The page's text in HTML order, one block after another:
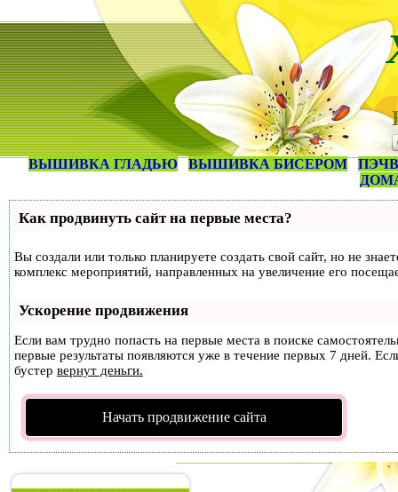
ВЫШИВКА ГЛАДЬЮ ВЫШИВКА БИСЕРОМ
Как продвинуть сайт на первые места?
Вы создали или только планируете создать свой сайт, но не
комплекс мероприятий, направленных на увеличение его
Ускорение продвижения
Если вам трудно попасть на первые места в поиске
первые результаты появляются уже в течение первых 7 дней.
бустер вернут деньги.
Начать продвижение сайта